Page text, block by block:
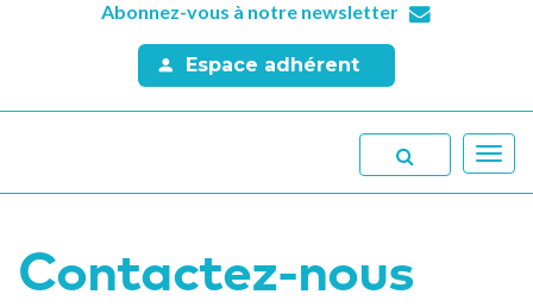
Abonnez-vous à notre newsletter
Espace adhérent
Contactez-nous